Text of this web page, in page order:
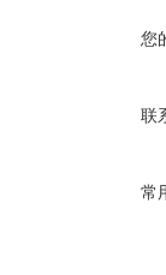
您
联
常